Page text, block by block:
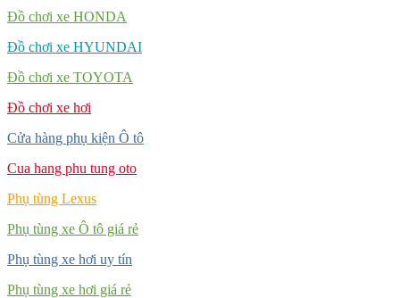
Đồ chơi xe HONDA
Đồ chơi xe HYUNDAI
Đồ chơi xe TOYOTA
Đồ chơi xe hơi
Cửa hàng phụ kiện Ô tô
Cua hang phu tung oto
Phụ tùng Lexus
Phụ tùng xe Ô tô giá rẻ
Phụ tùng xe hơi uy tín
Phụ tùng xe hơi giá rẻ